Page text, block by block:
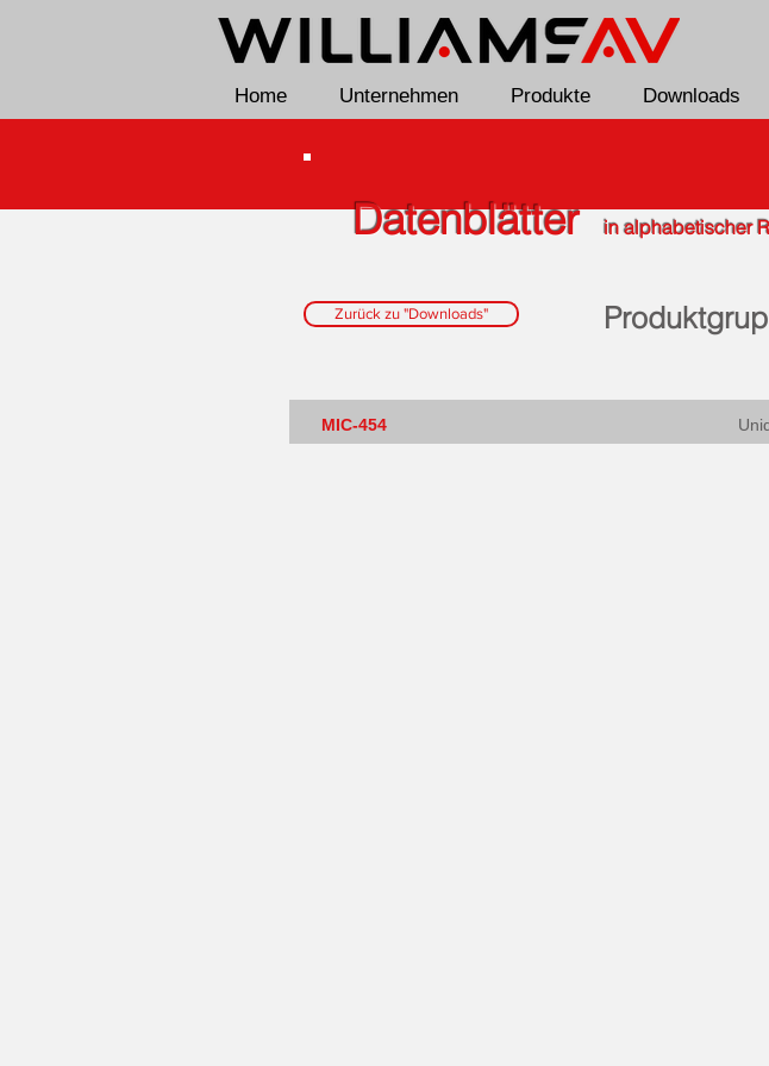
Home Unternehmen Produkte Downloads
Datenblätterin alphabetischer
Zurück zu "Downloads"
MIC-454